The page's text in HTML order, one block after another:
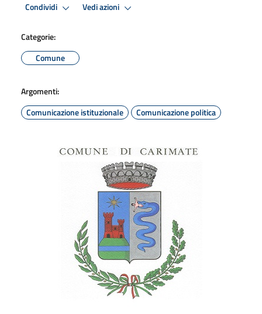
Condividi Vedi azioni
Categorie:
Comune
Argomenti:
Comunicazione istituzionale
Comunicazione politica